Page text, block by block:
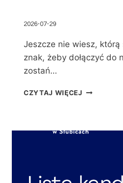
2026-07-29
Jeszcze nie wiesz, którą
znak, żeby dołączyć do
zostań…
CZYTAJ WIĘCEJ